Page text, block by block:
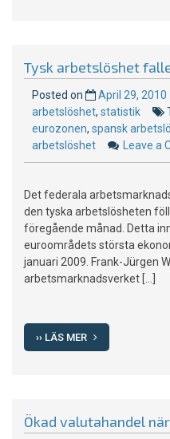
Tysk arbetslöshet
Posted on April 29, 2010
arbetslöshet, statistik
eurozonen, spansk
arbetslöshet
Leave a
Det federala
den tyska arbetslösheten
föregående månad. Detta
euroområdets största
januari 2009. Frank-Jürgen
arbetsmarknadsverket […]
›› LÄS MER
Ökad valutahandel